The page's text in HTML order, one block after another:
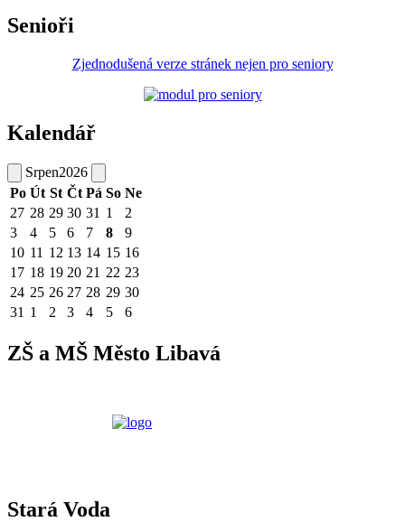
Senioři
Zjednodušená verze stránek nejen pro seniory
Kalendář
Srpen2026
Po Út St Čt Pá So Ne
27 28 29 30 31 1
2
3
4 5 6 7 8
9
10 11 12 13 14 15 16
17 18 19 20 21 22 23
24 25 26 27 28 29 30
31 1 2 3 4 5 6
ZŠ a MŠ Město Libavá
Stará Voda